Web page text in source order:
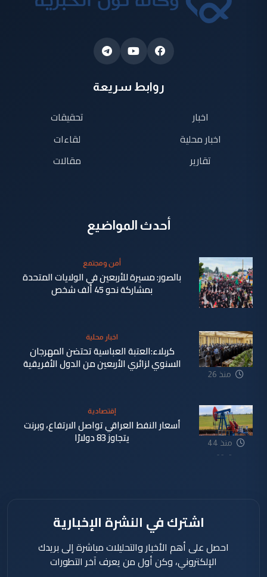
روابط سريعة
اخبار
اخبار محلية
تقارير
تحقيقات
لقاءات
مقالات
أحدث المواضيع
دقيقة
أمن ومجتمع
بالصور: مسيرة للأربعين في الولايات المتحدة
بمشاركة نحو 45 ألف شخص
منذ 26
اخبار محلية
كربلاء:العتبة العباسية تحتضن المهرجان
السنوي لزائري الأربعين من الدول الأفريقية
منذ 44
دقيقة
إقتصادية
أسعار النفط العراقي تواصل الارتفاع، وبرنت
يتجاوز 83 دولارًا
اشترك في النشرة الإخبارية
احصل على أهم الأخبار والتحليلات مباشرة إلى بريدك
الإلكتروني، وكن أول من يعرف آخر التطورات